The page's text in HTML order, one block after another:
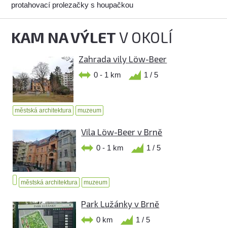
protahovací prolezačky s houpačkou
KAM NA VÝLETV OKOLÍ
Zahrada vily Löw-Beer
0 - 1 km 1 / 5
městská architektura muzeum
Vila Löw-Beer v Brně
0 - 1 km 1 / 5
městská architektura muzeum
Park Lužánky v Brně
0 km 1 / 5